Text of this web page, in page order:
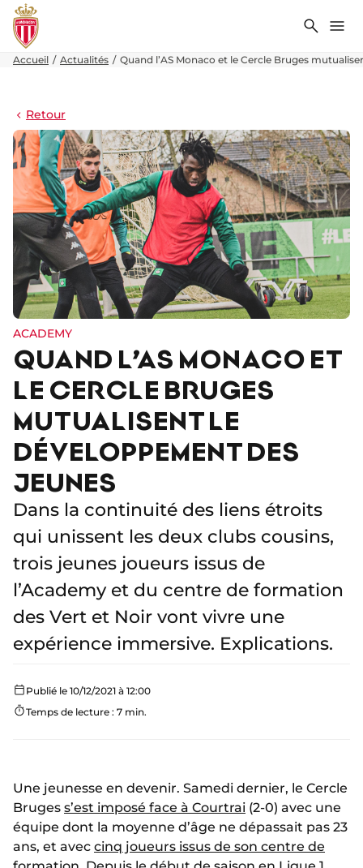
Accueil Actualités Quand l’AS Monaco et le Cercle Bruges
Retour
ACADEMY
QUAND L’AS MONACO ET
LE CERCLE BRUGES
MUTUALISENT LE
DÉVELOPPEMENT DES
JEUNES
Dans la continuité des liens étroits
qui unissent les deux clubs cousins,
trois jeunes joueurs issus de
l’Academy et du centre de formation
des Vert et Noir vont vivre une
expérience immersive. Explications.
Publié le 10/12/2021 à 12:00
Temps de lecture : 7 min.
Une jeunesse en devenir. Samedi dernier, le Cercle
Bruges s’est imposé face à Courtrai (2-0) avec une
équipe dont la moyenne d’âge ne dépassait pas 23
ans, et avec cinq joueurs issus de son centre de